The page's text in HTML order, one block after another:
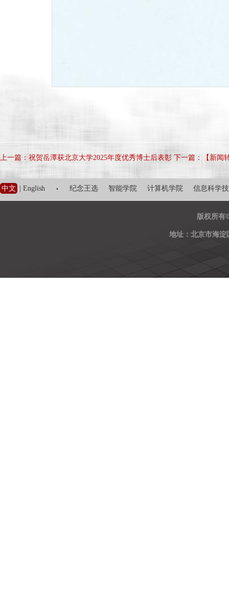
上一篇：祝贺岳潭获北京大学2025年度优秀博士后表彰 下一篇：【新闻
中文 English · 纪念王选 智能学院 计算机学院 信息科学
版权所有
地址：北京市海